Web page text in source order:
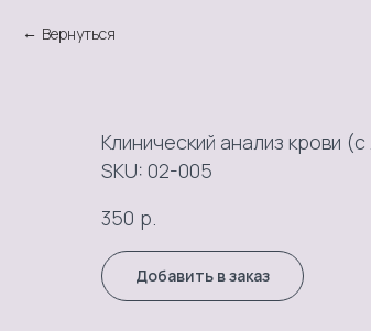
Вернуться
Клинический анализ крови
SKU: 02-005
350 р.
Добавить в заказ